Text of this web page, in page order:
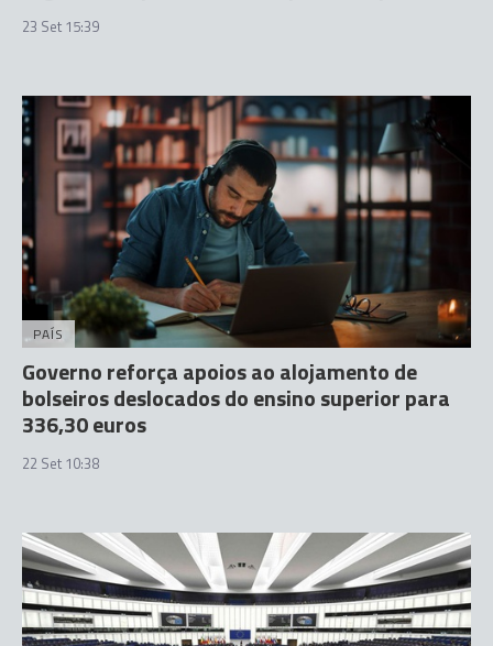
23 Set 15:39
PAÍS
Governo reforça apoios ao alojamento de
bolseiros deslocados do ensino superior para
336,30 euros
22 Set 10:38